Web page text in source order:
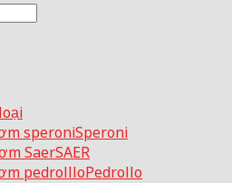
Speroni
SAER
Pedrollo